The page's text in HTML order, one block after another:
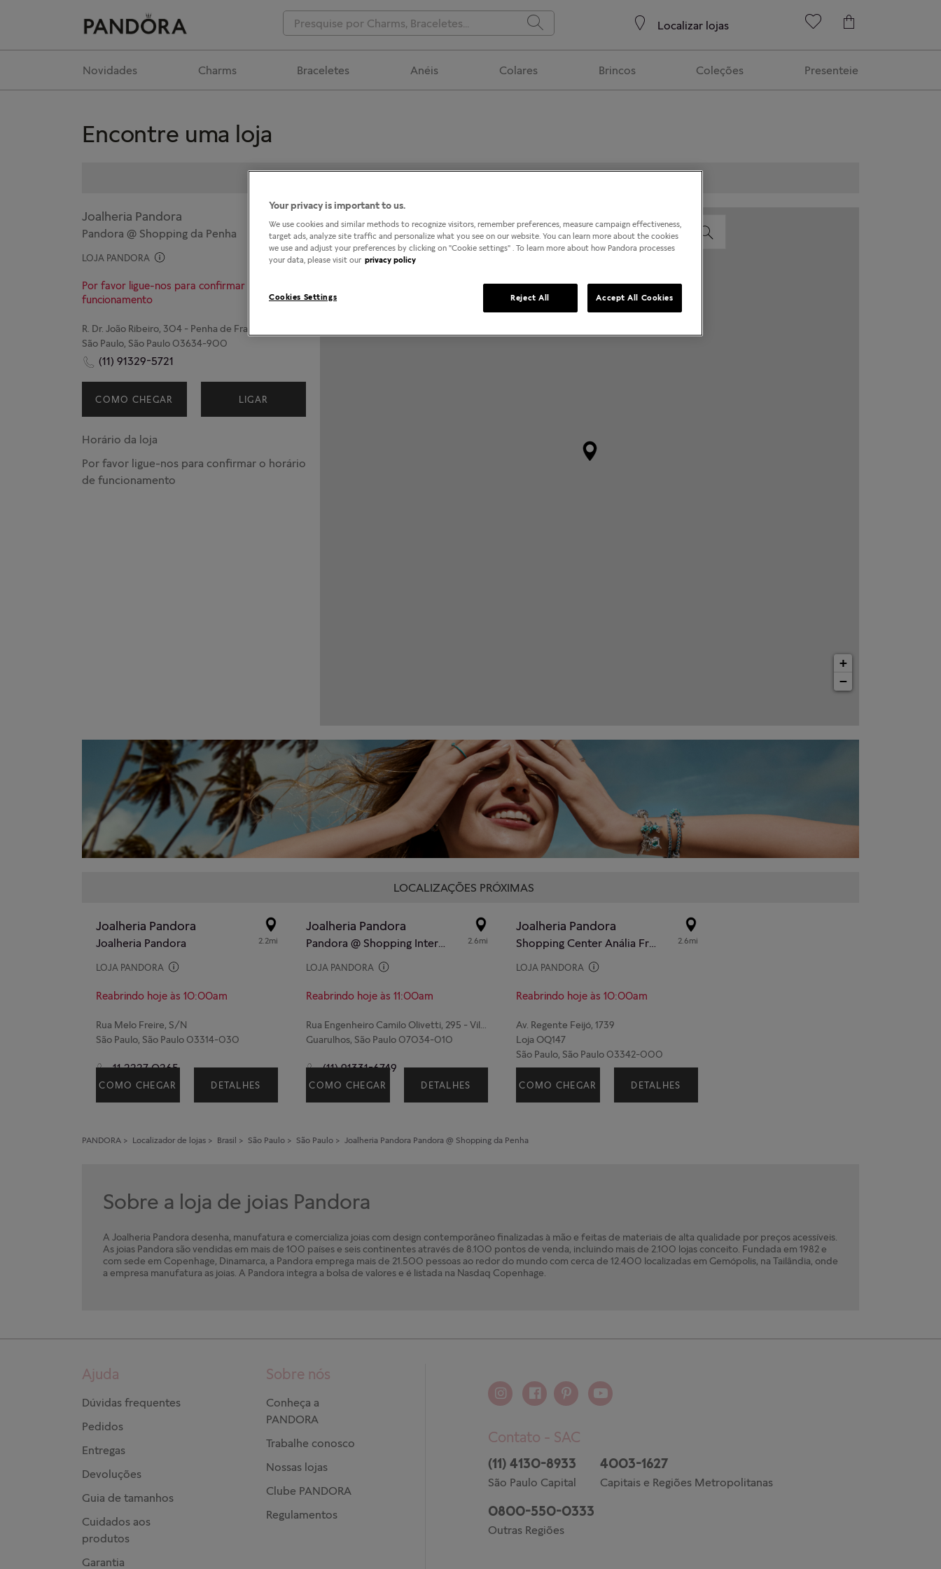
Localizar lojas
Novidades Charms Braceletes Anéis Colares Brincos Coleções Presenteie
Encontre uma loja
Joalheria Pandora
Pandora @ Shopping da Penha
LOJA PANDORA
Por favor ligue-nos para confirmar o horário de
funcionamento
R. Dr. João Ribeiro, 304 - Penha de França
São Paulo, São Paulo 03634-900
(11) 91329-5721
COMO CHEGAR LIGAR
Horário da loja
Por favor ligue-nos para confirmar o horário
de funcionamento
+
−
LOCALIZAÇÕES PRÓXIMAS
Joalheria Pandora
Joalheria Pandora
LOJA PANDORA
Reabrindo hoje às 10:00am
2.2mi
Rua Melo Freire, S/N
São Paulo, São Paulo 03314-030
11 2227 0265
COMO CHEGAR DETALHES
Joalheria Pandora
LOJA PANDORA
Reabrindo hoje às 11:00am
2.6mi
Guarulhos, São Paulo 07034-010
(11) 91331-6749
COMO CHEGAR DETALHES
Joalheria Pandora
LOJA PANDORA
Reabrindo hoje às 10:00am
2.6mi
Av. Regente Feijó, 1739
Loja OQ147
São Paulo, São Paulo 03342-000
87-14373115
COMO CHEGAR DETALHES
PANDORA > Localizador de lojas > Brasil > São Paulo > São Paulo > Joalheria Pandora Pandora @ Shopping da Penha
Sobre a loja de joias Pandora
A Joalheria Pandora desenha, manufatura e comercializa joias com design contemporâneo finalizadas à mão e feitas de materiais de alta qualidade por preços acessíveis.
As joias Pandora são vendidas em mais de 100 países e seis continentes através de 8.100 pontos de venda, incluindo mais de 2.100 lojas conceito. Fundada em 1982 e
com sede em Copenhage, Dinamarca, a Pandora emprega mais de 21.500 pessoas ao redor do mundo com cerca de 12.400 localizadas em Gemópolis, na Tailândia, onde
a empresa manufatura as joias. A Pandora integra a bolsa de valores e é listada na Nasdaq Copenhage.
Ajuda
Dúvidas frequentes
Pedidos
Entregas
Devoluções
Guia de tamanhos
Cuidados aos
produtos
Garantia
Sobre nós
Conheça a
PANDORA
Trabalhe conosco
Nossas lojas
Clube PANDORA
Regulamentos
Contato - SAC
(11) 4130-8933
São Paulo Capital
4003-1627
Capitais e Regiões Metropolitanas
0800-550-0333
Outras Regiões
Your privacy is important to us.
We use cookies and similar methods to recognize visitors, remember preferences, measure campaign effectiveness,
target ads, analyze site traffic and personalize what you see on our website. You can learn more about the cookies
we use and adjust your preferences by clicking on "Cookie settings" . To learn more about how Pandora processes
your data, please visit our privacy policy
Cookies Settings Reject All Accept All Cookies